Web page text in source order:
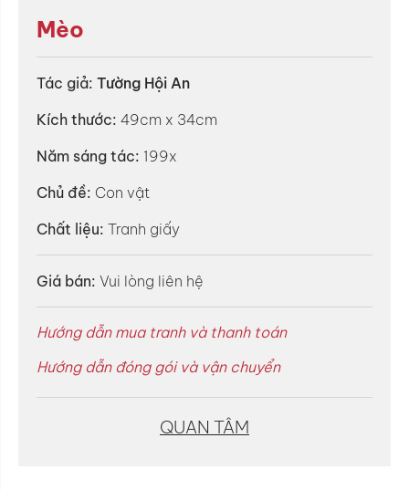
Mèo
Tác giả: Tường Hội An
Kích thước: 49cm x 34cm
Năm sáng tác: 199x
Chủ đề: Con vật
Chất liệu: Tranh giấy
Giá bán: Vui lòng liên hệ
Hướng dẫn mua tranh và thanh toán
Hướng dẫn đóng gói và vận chuyển
QUAN TÂM